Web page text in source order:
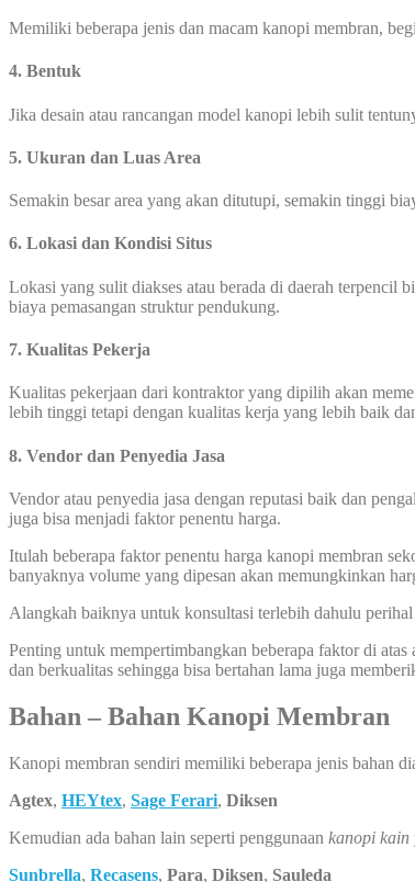
Memiliki beberapa jenis dan macam kanopi membran,
4. Bentuk
Jika desain atau rancangan model kanopi lebih sulit
5. Ukuran dan Luas Area
Semakin besar area yang akan ditutupi, semakin tinggi
6. Lokasi dan Kondisi Situs
Lokasi yang sulit diakses atau berada di daerah terpencil
biaya pemasangan struktur pendukung.
7. Kualitas Pekerja
Kualitas pekerjaan dari kontraktor yang dipilih akan
lebih tinggi tetapi dengan kualitas kerja yang lebih baik
8. Vendor dan Penyedia Jasa
Vendor atau penyedia jasa dengan reputasi baik dan
juga bisa menjadi faktor penentu harga.
Itulah beberapa faktor penentu harga kanopi membran
banyaknya volume yang dipesan akan memungkinkan
Alangkah baiknya untuk konsultasi terlebih dahulu
Penting untuk mempertimbangkan beberapa faktor di
dan berkualitas sehingga bisa bertahan lama juga
Bahan – Bahan Kanopi Membran
Kanopi membran sendiri memiliki beberapa jenis bahan
Agtex, HEYtex, Sage Ferari, Diksen
Kemudian ada bahan lain seperti penggunaan kanopi kain
Sunbrella, Recasens, Para, Diksen, Sauleda